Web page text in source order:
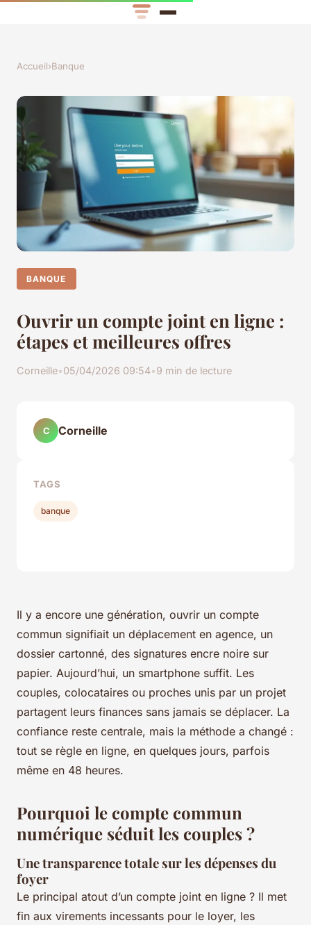
Accueil›Banque
BANQUE
Ouvrir un compte joint en ligne :
étapes et meilleures offres
Corneille•05/04/2026 09:54•9 min de lecture
Il y a encore une génération, ouvrir un compte
commun signifiait un déplacement en agence, un
dossier cartonné, des signatures encre noire sur
papier. Aujourd’hui, un smartphone suffit. Les
couples, colocataires ou proches unis par un projet
partagent leurs finances sans jamais se déplacer. La
confiance reste centrale, mais la méthode a changé :
tout se règle en ligne, en quelques jours, parfois
même en 48 heures.
Pourquoi le compte commun
numérique séduit les couples ?
Une transparence totale sur les dépenses du
foyer
Le principal atout d’un compte joint en ligne ? Il met
fin aux virements incessants pour le loyer, les
C Corneille
TAGS
banque